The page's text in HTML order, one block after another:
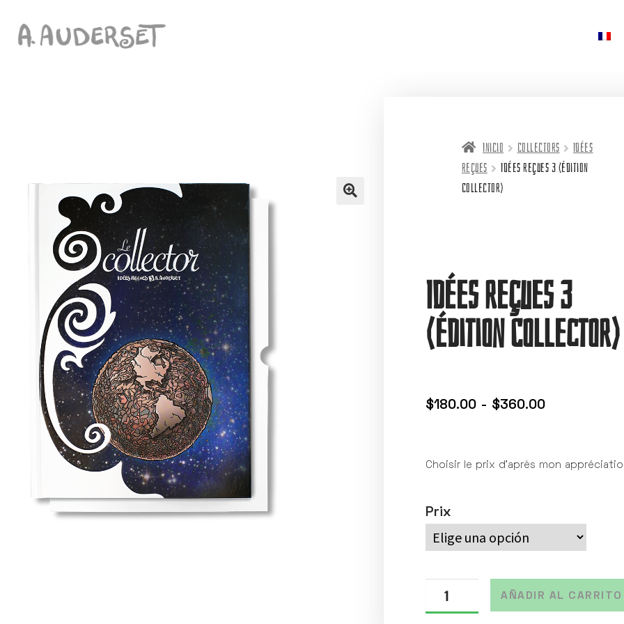
Inicio Collectors
Idées
reçues
Idées reçues 3 (édition
Collector)
Idées reçues 3
(édition Collector)
$180.00 - $360.00
Choisir le prix d’après mon
Prix
AÑADIR AL CARRITO